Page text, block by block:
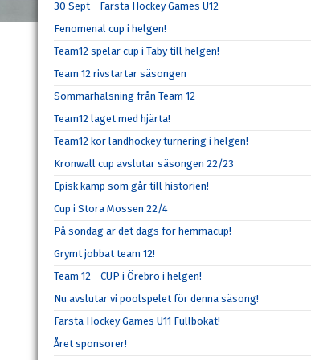
30 Sept - Farsta Hockey Games U12
Fenomenal cup i helgen!
Team12 spelar cup i Täby till helgen!
Team 12 rivstartar säsongen
Sommarhälsning från Team 12
Team12 laget med hjärta!
Team12 kör landhockey turnering i helgen!
Kronwall cup avslutar säsongen 22/23
Episk kamp som går till historien!
Cup i Stora Mossen 22/4
På söndag är det dags för hemmacup!
Grymt jobbat team 12!
Team 12 - CUP i Örebro i helgen!
Nu avslutar vi poolspelet för denna säsong!
Farsta Hockey Games U11 Fullbokat!
Året sponsorer!